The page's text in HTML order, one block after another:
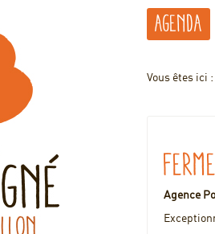
Agenda
Vous êtes ici :
Agence